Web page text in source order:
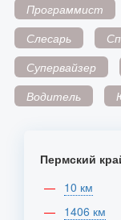
Программист
Слесарь
Супервайзер
Водитель
Пермский
10 км
1406 км